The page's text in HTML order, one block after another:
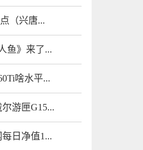
（兴唐...
鱼》来了...
啥水平...
尔游匣G15...
日净值1...